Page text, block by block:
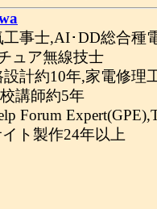
事士,AI･DD総合種
ュア無線技士
計約10年,家電修理
講師約5年
Forum
ト製作24年以上